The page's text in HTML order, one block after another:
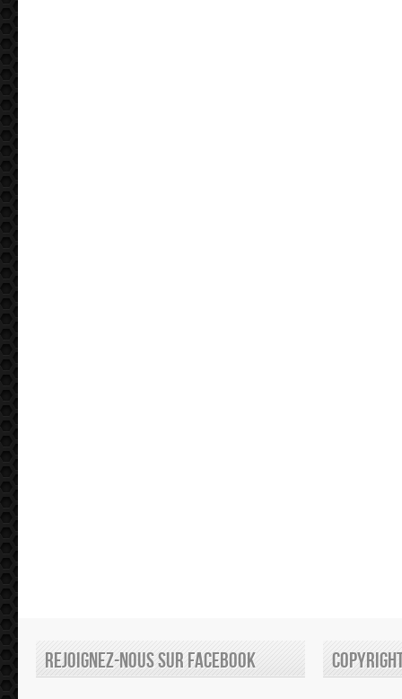
Rejoignez-nous sur Facebook